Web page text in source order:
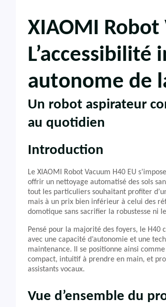
XIAOMI Robot
autonome de
Un robot aspirateur
au quotidien
Introduction
Le XIAOMI Robot Vacuum H40 EU
offrir un nettoyage automatisé des sols
tout les particuliers souhaitant profiter
mais à un prix bien inférieur à celui des
domotique sans sacrifier la robustesse ni
Pensé pour la majorité des foyers, le H40
avec une capacité d’autonomie et une
maintenance. Il se positionne ainsi
compact, intuitif à prendre en main, et
assistants vocaux.
Vue d’ensemble du